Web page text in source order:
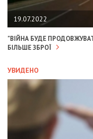
19.07.2022
"ВІЙНА БУДЕ
БІЛЬШЕ ЗБРОЇ
УВИДЕНО